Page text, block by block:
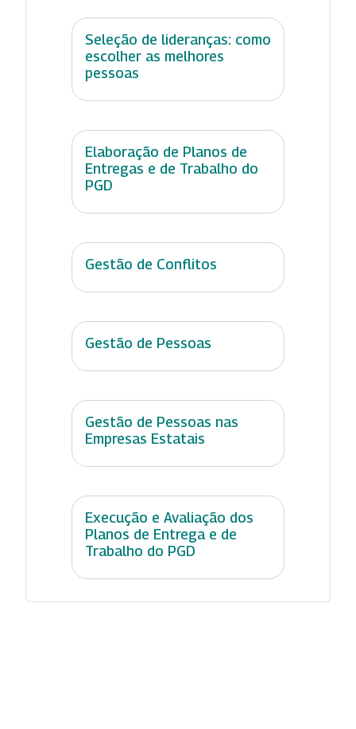
Seleção de lideranças: como
escolher as melhores
pessoas
Elaboração de Planos de
Entregas e de Trabalho do
PGD
Gestão de Conflitos
Gestão de Pessoas
Gestão de Pessoas nas
Empresas Estatais
Execução e Avaliação dos
Planos de Entrega e de
Trabalho do PGD